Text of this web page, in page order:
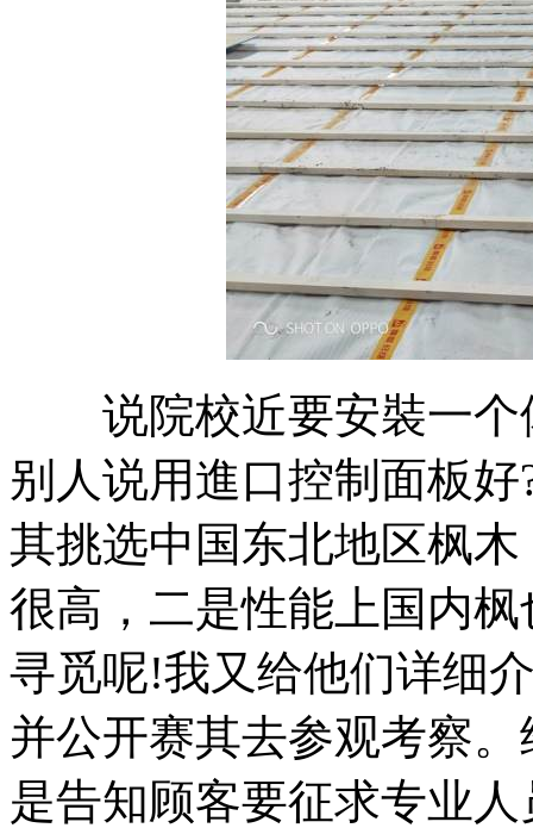
说院校近要安裝一个
别人说用進口控制面板
其挑选中国东北地区枫
很高，二是性能上国内
寻觅呢!我又给他们详细
并公开赛其去参观考察
是告知顾客要征求专业